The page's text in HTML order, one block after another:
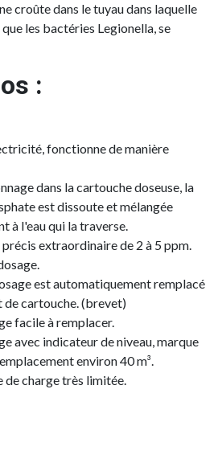
croûte dans le tuyau dans laquelle
les bactéries Legionella, se
:
fonctionne de manière
dans la cartouche doseuse, la
est dissoute et mélangée
à l'eau qui la traverse.
précis extraordinaire de 2 à 5 ppm.
est automatiquement remplacé
de cartouche. (brevet)
facile à remplacer.
avec indicateur de niveau, marque
environ 40 m³.
de charge très limitée.